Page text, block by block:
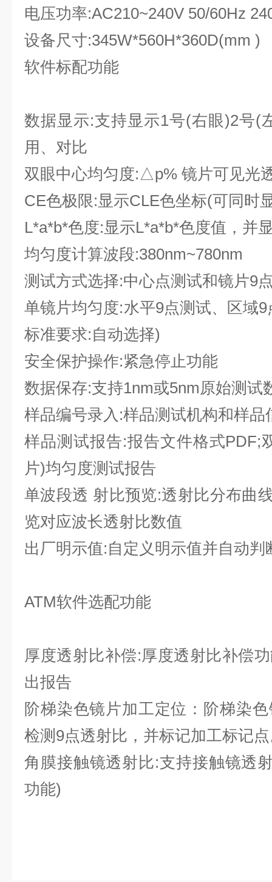
电压功率:AC210~240V 50/60Hz
设备尺寸:345W*560H*360D(mm )
软件标配功能
数据显示:支持显示1号(右眼)2号(
用、对比
双眼中心均匀度:△p% 镜片可见光
CE色极限:显示CLE色坐标(可同时
L*a*b*色度:显示L*a*b*色度值，并
均匀度计算波段:380nm~780nm
测试方式选择:中心点测试和镜片9
单镜片均匀度:水平9点测试、区域
标准要求:自动选择)
安全保护操作:紧急停止功能
数据保存:支持1nm或5nm原始测试
样品编号录入:样品测试机构和样品
样品测试报告:报告文件格式PDF;
片)均匀度测试报告
单波段透 射比预览:透射比分布曲
览对应波长透射比数值
出厂明示值:自定义明示值并自动判
ATM软件选配功能
厚度透射比补偿:厚度透射比补偿
出报告
阶梯染色镜片加工定位：阶梯染
检测9点透射比，并标记加工标记
角膜接触镜透射比:支持接触镜透
功能)